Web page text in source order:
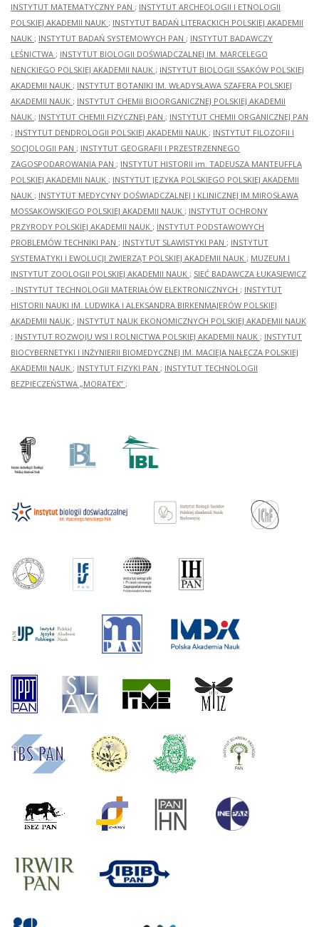
INSTYTUT MATEMATYCZNY PAN ; INSTYTUT ARCHEOLOGII I ETNOLOGII
POLSKIEJ AKADEMII NAUK ; INSTYTUT BADAŃ LITERACKICH POLSKIEJ AKADEMII
NAUK ; INSTYTUT BADAŃ SYSTEMOWYCH PAN ; INSTYTUT BADAWCZY
LEŚNICTWA ; INSTYTUT BIOLOGII DOŚWIADCZALNEJ IM. MARCELEGO
NENCKIEGO POLSKIEJ AKADEMII NAUK ; INSTYTUT BIOLOGII SSAKÓW POLSKIEJ
AKADEMII NAUK ; INSTYTUT BOTANIKI IM. WŁADYSŁAWA SZAFERA POLSKIEJ
AKADEMII NAUK ; INSTYTUT CHEMII BIOORGANICZNEJ POLSKIEJ AKADEMII
NAUK ; INSTYTUT CHEMII FIZYCZNEJ PAN ; INSTYTUT CHEMII ORGANICZNEJ PAN
; INSTYTUT DENDROLOGII POLSKIEJ AKADEMII NAUK ; INSTYTUT FILOZOFII I
SOCJOLOGII PAN ; INSTYTUT GEOGRAFII I PRZESTRZENNEGO
ZAGOSPODAROWANIA PAN ; INSTYTUT HISTORII im. TADEUSZA MANTEUFFLA
POLSKIEJ AKADEMII NAUK ; INSTYTUT JĘZYKA POLSKIEGO POLSKIEJ AKADEMII
NAUK ; INSTYTUT MEDYCYNY DOŚWIADCZALNEJ I KLINICZNEJ IM.MIROSŁAWA
MOSSAKOWSKIEGO POLSKIEJ AKADEMII NAUK ; INSTYTUT OCHRONY
PRZYRODY POLSKIEJ AKADEMII NAUK ; INSTYTUT PODSTAWOWYCH
PROBLEMÓW TECHNIKI PAN ; INSTYTUT SLAWISTYKI PAN ; INSTYTUT
SYSTEMATYKI I EWOLUCJI ZWIERZĄT POLSKIEJ AKADEMII NAUK ; MUZEUM I
INSTYTUT ZOOLOGII POLSKIEJ AKADEMII NAUK ; SIEĆ BADAWCZA ŁUKASIEWICZ
- INSTYTUT TECHNOLOGII MATERIAŁÓW ELEKTRONICZNYCH ; INSTYTUT
HISTORII NAUKI IM. LUDWIKA I ALEKSANDRA BIRKENMAJERÓW POLSKIEJ
AKADEMII NAUK ; INSTYTUT NAUK EKONOMICZNYCH POLSKIEJ AKADEMII NAUK
; INSTYTUT ROZWOJU WSI I ROLNICTWA POLSKIEJ AKADEMII NAUK ; INSTYTUT
BIOCYBERNETYKI I INŻYNIERII BIOMEDYCZNEJ IM. MACIEJA NAŁĘCZA POLSKIEJ
AKADEMII NAUK ; INSTYTUT FIZYKI PAN ; INSTYTUT TECHNOLOGII
BEZPIECZEŃSTWA „MORATEX” ;